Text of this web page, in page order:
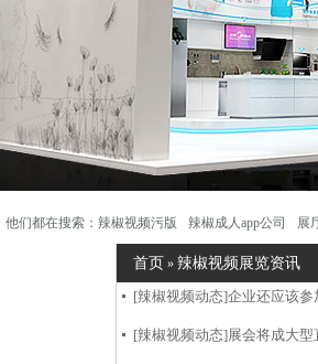
他们都在搜索： 辣椒视频污版 辣椒成人app公司 展
首页 » 辣椒视频展览资讯
[辣椒视频动态]企业还应该参
[辣椒视频动态]展会将成大型